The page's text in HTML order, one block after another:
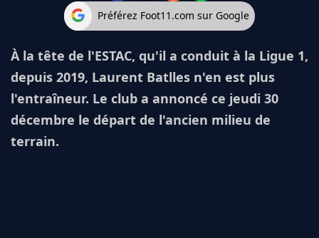
Préférez Foot11.com sur Google
À la tête de l'ESTAC, qu'il a conduit à la Ligue 1,
depuis 2019, Laurent Batlles n'en est plus
l'entraîneur. Le club a annoncé ce jeudi 30
décembre le départ de l'ancien milieu de
terrain.